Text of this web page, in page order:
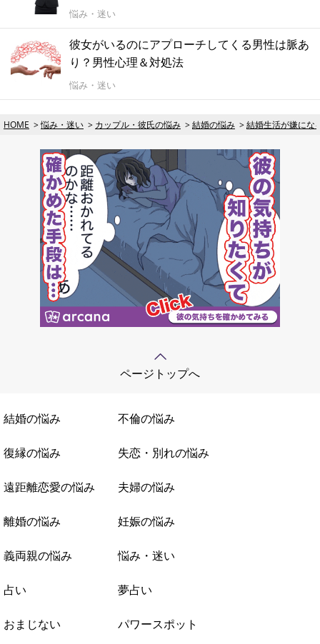
悩み・迷い
彼女がいるのにアプローチしてくる男性は脈あ
り？男性心理＆対処法
悩み・迷い
HOME 悩み・迷い カップル・彼氏の悩み 結婚の悩み 結婚生活が嫌にな
ページトップへ
結婚の悩み 不倫の悩み
復縁の悩み 失恋・別れの悩み
遠距離恋愛の悩み 夫婦の悩み
離婚の悩み 妊娠の悩み
義両親の悩み 悩み・迷い
占い 夢占い
おまじない パワースポット